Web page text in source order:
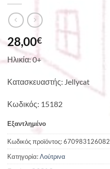
28,00€
Ηλικία: 0+
Κατασκευαστής: Jellycat
Κωδικός: 15182
Εξαντλημένο
Κωδικός προϊόντος:670983126082
Κατηγορία:Λούτρινα